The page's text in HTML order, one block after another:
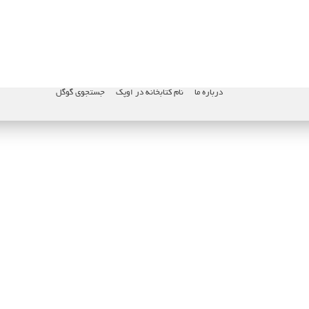
درباره ما نام کتابخانه در اوپک جستجوی گوگل